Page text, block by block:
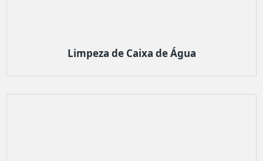
Limpeza de Caixa de Água